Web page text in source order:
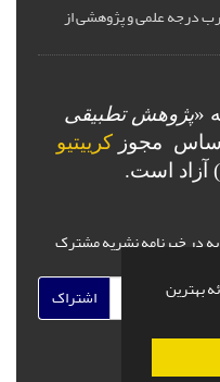
بهترین
درجه علمی و پژوهشی از
«پژوهش تطبیقی
مجوز کرییتیو
) آزاد است.
در خبرنامه نشریه مشترک
اشتراک